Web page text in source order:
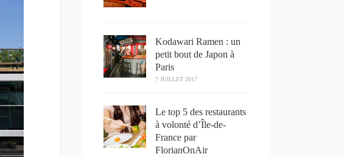
Kodawari Ramen : un
petit bout de Japon à
Paris
7 JUILLET 2017
Le top 5 des restaurants
à volonté d’Île-de-
France par
FlorianOnAir